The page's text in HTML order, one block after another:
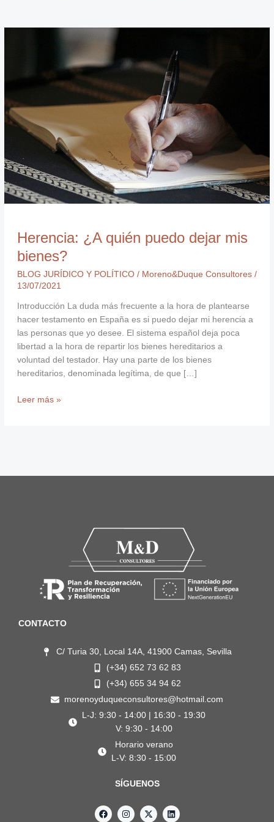
Herencia: ¿A quién puedo dejar mis
bienes?
BLOG JURÍDICO Y POLÍTICO/ Moreno&Duque Consultores /
13/07/2021
Introducción La duda más frecuente a la hora de plantearse
hacer testamento en España es si puedo dejar mi herencia a
las personas que yo desee. El sistema español deja poca
libertad a la hora de repartir los bienes hereditarios a
voluntad del testador. Hay una parte de los bienes
hereditarios, denominada legítima, de que […]
mis
bienes?
Leer más »
CONTACTO
C/ Turia 30, Local 14A, 41900 Camas, Sevilla
(+34) 652 73 62 83
(+34) 655 34 94 62
morenoyduqueconsultores@hotmail.com
L-J: 9:30 - 14:00 | 16:30 - 19:30
V: 9:30 - 14:00
Horario verano
L-V: 8:30 - 15:00
SÍGUENOS
F
a
I
n
X
-
L
i